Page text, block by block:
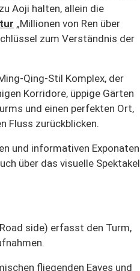
Aoji halten, allein die
„Millionen von Ren über
zum Verständnis der
Qing-Stil Komplex, der
Korridore, üppige Gärten
und einen perfekten Ort,
Fluss zurückblicken.
und informativen Exponaten
über das visuelle Spektakel
side) erfasst den Turm,
fliegenden Eaves und